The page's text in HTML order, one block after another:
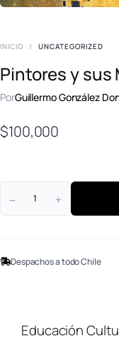
INICIO / UNCATEGORIZED
Pintores y sus
PorGuillermo González
$100,000
Despachos a todo Chile
Educación